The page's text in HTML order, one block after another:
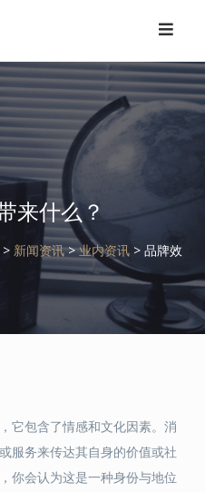
来什么？
> 新闻资讯>业内资讯 > 品牌效
它包含了情感和文化因素。消
服务来传达其自身的价值或社
你会认为这是一种身份与地位